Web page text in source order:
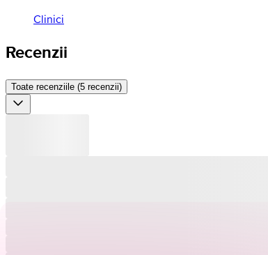
Clinici
Recenzii
Toate recenziile (5 recenzii)